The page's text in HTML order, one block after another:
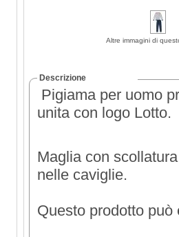
Altre immagini di
Descrizione
Pigiama per uomo
unita con logo Lotto.
Maglia con
nelle caviglie.
Questo prodotto